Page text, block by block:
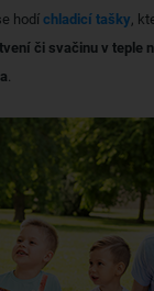
hodí chladicí tašky ,
či svačinu v teple